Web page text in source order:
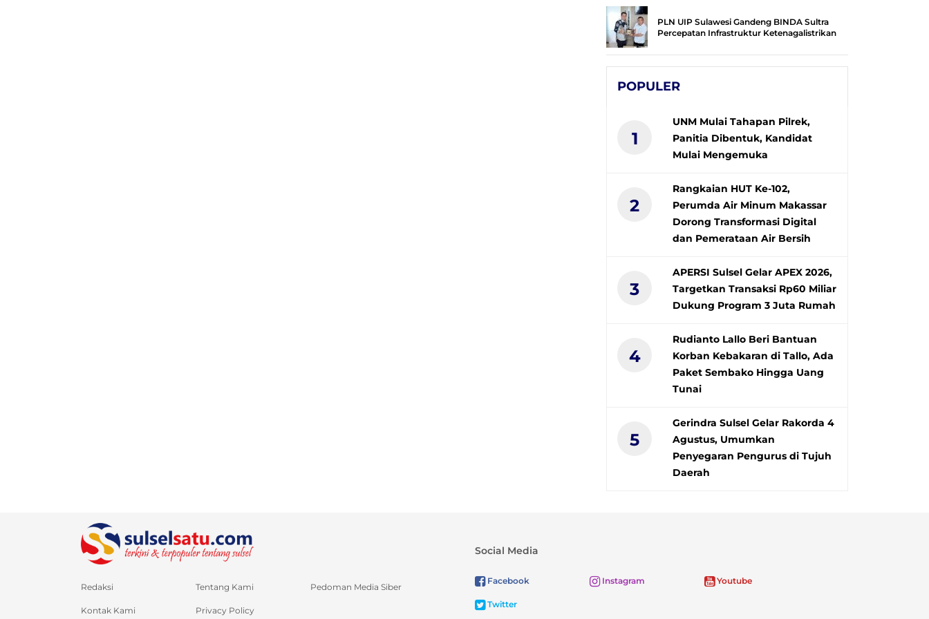
PLN UIP Sulawesi Gandeng BINDA Sultra
Percepatan Infrastruktur Ketenagalistrikan
POPULER
1
UNM Mulai Tahapan Pilrek,
Panitia Dibentuk, Kandidat
Mulai Mengemuka
2
Rangkaian HUT Ke-102,
Perumda Air Minum Makassar
Dorong Transformasi Digital
dan Pemerataan Air Bersih
3
APERSI Sulsel Gelar APEX 2026,
Targetkan Transaksi Rp60 Miliar
Dukung Program 3 Juta Rumah
4
Rudianto Lallo Beri Bantuan
Korban Kebakaran di Tallo, Ada
Paket Sembako Hingga Uang
Tunai
5
Gerindra Sulsel Gelar Rakorda 4
Agustus, Umumkan
Penyegaran Pengurus di Tujuh
Daerah
Redaksi Tentang Kami Pedoman Media Siber
Kontak Kami Privacy Policy
Social Media
Facebook Instagram Youtube
Twitter